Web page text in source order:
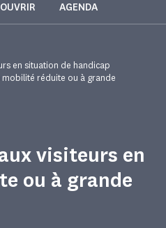
AGENDA
en situation de handicap
réduite ou à grande
visiteurs en
ou à grande